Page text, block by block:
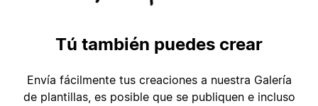
Tú también puedes crear
Envía fácilmente tus creaciones a nuestra Galería
de plantillas, es posible que se publiquen e incluso